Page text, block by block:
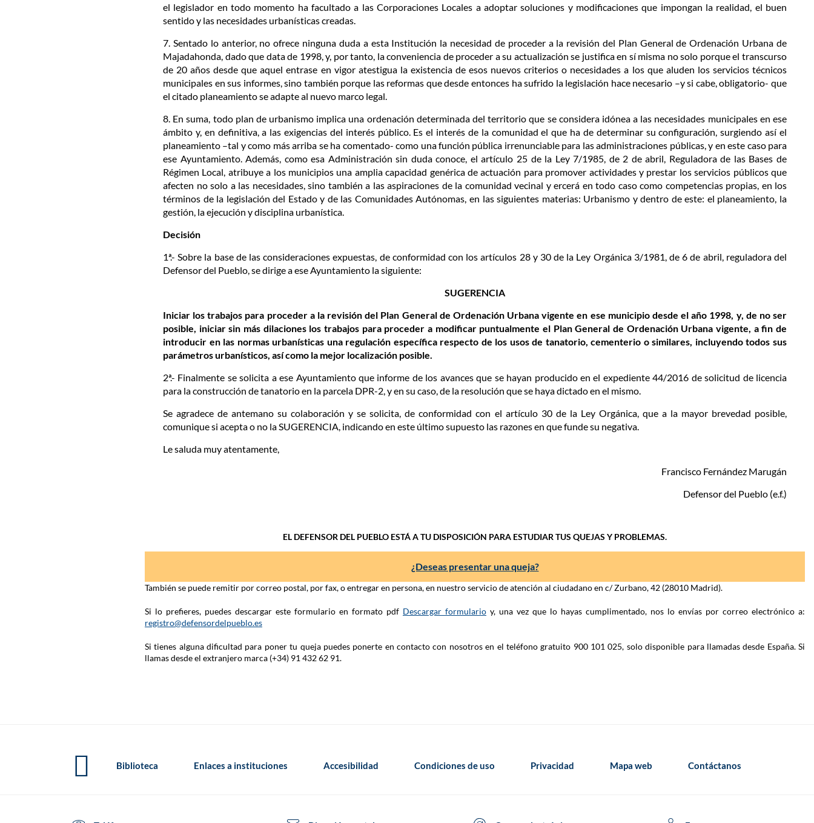
el legislador en todo momento ha facultado a las Corporaciones Locales a adoptar soluciones y modificaciones que impongan la realidad, el buen
sentido y las necesidades urbanísticas creadas.
7. Sentado lo anterior, no ofrece ninguna duda a esta Institución la necesidad de proceder a la revisión del Plan General de Ordenación Urbana de
Majadahonda, dado que data de 1998, y, por tanto, la conveniencia de proceder a su actualización se justifica en sí misma no solo porque el transcurso
de 20 años desde que aquel entrase en vigor atestigua la existencia de esos nuevos criterios o necesidades a los que aluden los servicios técnicos
municipales en sus informes, sino también porque las reformas que desde entonces ha sufrido la legislación hace necesario –y si cabe, obligatorio- que
el citado planeamiento se adapte al nuevo marco legal.
8. En suma, todo plan de urbanismo implica una ordenación determinada del territorio que se considera idónea a las necesidades municipales en ese
ámbito y, en definitiva, a las exigencias del interés público. Es el interés de la comunidad el que ha de determinar su configuración, surgiendo así el
planeamiento –tal y como más arriba se ha comentado- como una función pública irrenunciable para las administraciones públicas, y en este caso para
ese Ayuntamiento. Además, como esa Administración sin duda conoce, el artículo 25 de la Ley 7/1985, de 2 de abril, Reguladora de las Bases de
Régimen Local, atribuye a los municipios una amplia capacidad genérica de actuación para promover actividades y prestar los servicios públicos que
afecten no solo a las necesidades, sino también a las aspiraciones de la comunidad vecinal y ercerá en todo caso como competencias propias, en los
términos de la legislación del Estado y de las Comunidades Autónomas, en las siguientes materias: Urbanismo y dentro de este: el planeamiento, la
gestión, la ejecución y disciplina urbanística.
Decisión
1ª.- Sobre la base de las consideraciones expuestas, de conformidad con los artículos 28 y 30 de la Ley Orgánica 3/1981, de 6 de abril, reguladora del
Defensor del Pueblo, se dirige a ese Ayuntamiento la siguiente:
SUGERENCIA
Iniciar los trabajos para proceder a la revisión del Plan General de Ordenación Urbana vigente en ese municipio desde el año 1998, y, de no ser
posible, iniciarsin más dilaciones los trabajos para proceder a modificar puntualmente el Plan General de Ordenación Urbana vigente, a fin de
introducir en las normas urbanísticas una regulación específica respecto de los usos de tanatorio, cementerio o similares, incluyendo todos sus
parámetros urbanísticos, así como la mejor localización posible.
2ª.- Finalmente se solicita a ese Ayuntamiento que informe de los avances que se hayan producido en el expediente 44/2016 de solicitud de licencia
para la construcción de tanatorio en la parcela DPR-2, y en su caso, de la resolución que se haya dictado en el mismo.
Se agradece de antemano su colaboración y se solicita, de conformidad con el artículo 30 de la Ley Orgánica, que a la mayor brevedad posible,
comunique si acepta o no la SUGERENCIA, indicando en este último supuesto las razones en que funde su negativa.
Le saluda muy atentamente,
Francisco Fernández Marugán
Defensor del Pueblo (e.f.)
EL DEFENSOR DEL PUEBLO ESTÁ A TU DISPOSICIÓN PARA ESTUDIAR TUS QUEJAS Y PROBLEMAS.
¿Deseas presentar una queja?
También se puede remitir por correo postal, por fax, o entregar en persona, en nuestro servicio de atención al ciudadano en c/ Zurbano, 42 (28010 Madrid).
Si lo prefieres, puedes descargar este formulario en formato pdf Descargar formulario y, una vez que lo hayas cumplimentado, nos lo envías por correo electrónico a:
registro@defensordelpueblo.es
Si tienes alguna dificultad para poner tu queja puedes ponerte en contacto con nosotros en el teléfono gratuito 900 101 025, solo disponible para llamadas desde España. Si
llamas desde el extranjero marca (+34) 91 432 62 91.
Biblioteca Enlaces a instituciones Accesibilidad Condiciones de uso Privacidad Mapa web Contáctanos